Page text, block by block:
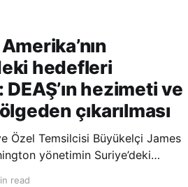
hedefleri
DEAŞ’ın hezimeti ve
çıkarılması
Özel Temsilcisi Büyükelçi James
yönetimin Suriye’deki
read